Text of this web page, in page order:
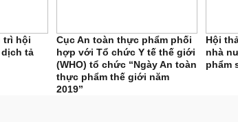
trì hội
tả
Cục An toàn thực phẩm phối
hợp với Tổ chức Y tế thế giới
(WHO) tổ chức “Ngày An toàn
thực phẩm thế giới năm
2019”
Hội
nhà
phẩm